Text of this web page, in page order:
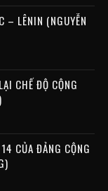
– LÊNIN (NGUYỄN
CHẾ ĐỘ CỘNG
CỦA ĐẢNG CỘNG